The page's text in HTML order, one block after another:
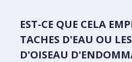
EST-CE QUE CELA
TACHES D'EAU OU
D'OISEAU